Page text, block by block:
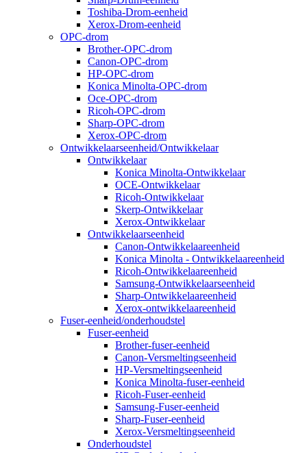
Toshiba-Drom-eenheid
Xerox-Drom-eenheid
OPC-drom
Brother-OPC-drom
Canon-OPC-drom
HP-OPC-drom
Konica Minolta-OPC-drom
Oce-OPC-drom
Ricoh-OPC-drom
Sharp-OPC-drom
Xerox-OPC-drom
Ontwikkelaarseenheid/Ontwikkelaar
Ontwikkelaar
Konica Minolta-Ontwikkelaar
OCE-Ontwikkelaar
Ricoh-Ontwikkelaar
Skerp-Ontwikkelaar
Xerox-Ontwikkelaar
Ontwikkelaarseenheid
Canon-Ontwikkelaareenheid
Konica Minolta - Ontwikkelaareenheid
Ricoh-Ontwikkelaareenheid
Samsung-Ontwikkelaarseenheid
Sharp-Ontwikkelaareenheid
Xerox-ontwikkelaareenheid
Fuser-eenheid/onderhoudstel
Fuser-eenheid
Brother-fuser-eenheid
Canon-Versmeltingseenheid
HP-Versmeltingseenheid
Konica Minolta-fuser-eenheid
Ricoh-Fuser-eenheid
Samsung-Fuser-eenheid
Sharp-Fuser-eenheid
Xerox-Versmeltingseenheid
Onderhoudstel